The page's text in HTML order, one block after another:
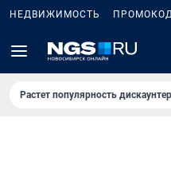
НЕДВИЖИМОСТЬ
Растет популярность